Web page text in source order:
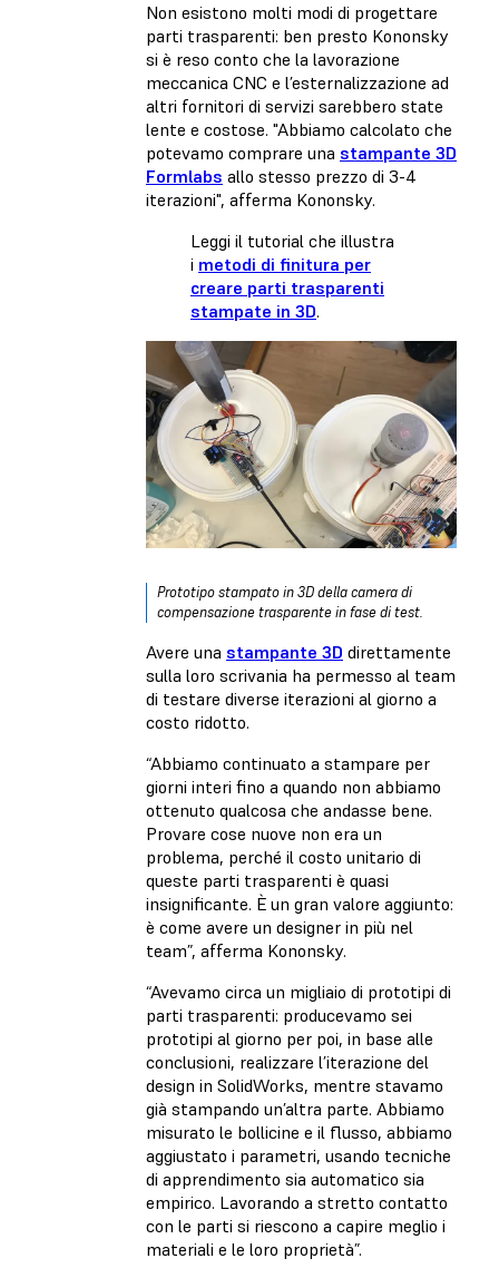
Non esistono molti modi di progettare
parti trasparenti: ben presto Kononsky
si è reso conto che la lavorazione
meccanica CNC e l’esternalizzazione ad
altri fornitori di servizi sarebbero state
lente e costose. "Abbiamo calcolato che
potevamo comprare una stampante 3D
Formlabs allo stesso prezzo di 3-4
iterazioni", afferma Kononsky.
Leggi il tutorial che illustra
i metodi di finitura per
creare parti trasparenti
stampate in 3D.
Prototipo stampato in 3D della camera di
compensazione trasparente in fase di test.
Avere una stampante 3D direttamente
sulla loro scrivania ha permesso al team
di testare diverse iterazioni al giorno a
costo ridotto.
“Abbiamo continuato a stampare per
giorni interi fino a quando non abbiamo
ottenuto qualcosa che andasse bene.
Provare cose nuove non era un
problema, perché il costo unitario di
queste parti trasparenti è quasi
insignificante. È un gran valore aggiunto:
è come avere un designer in più nel
team”, afferma Kononsky.
“Avevamo circa un migliaio di prototipi di
parti trasparenti: producevamo sei
prototipi al giorno per poi, in base alle
conclusioni, realizzare l’iterazione del
design in SolidWorks, mentre stavamo
già stampando un’altra parte. Abbiamo
misurato le bollicine e il flusso, abbiamo
aggiustato i parametri, usando tecniche
di apprendimento sia automatico sia
empirico. Lavorando a stretto contatto
con le parti si riescono a capire meglio i
materiali e le loro proprietà”.